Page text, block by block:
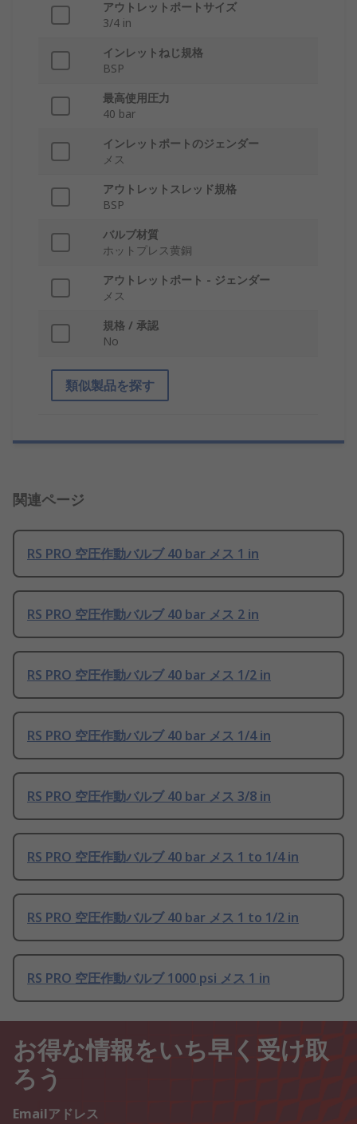
アウトレットポートサイズ
3/4 in
インレットねじ規格
BSP
最高使用圧力
40 bar
インレットポートのジェンダー
メス
アウトレットスレッド規格
BSP
バルブ材質
ホットプレス黄銅
アウトレットポート - ジェンダー
メス
規格 / 承認
No
類似製品を探す
関連ページ
RS PRO 空圧作動バルブ 40 bar メス 1 in
RS PRO 空圧作動バルブ 40 bar メス 2 in
RS PRO 空圧作動バルブ 40 bar メス 1/2 in
RS PRO 空圧作動バルブ 40 bar メス 1/4 in
RS PRO 空圧作動バルブ 40 bar メス 3/8 in
RS PRO 空圧作動バルブ 40 bar メス 1 to 1/4 in
RS PRO 空圧作動バルブ 40 bar メス 1 to 1/2 in
RS PRO 空圧作動バルブ 1000 psi メス 1 in
お得な情報をいち早く受け取
ろう
Emailアドレス